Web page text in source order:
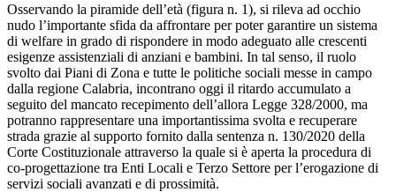
Osservando la piramide dell’età (figura n. 1), si rileva ad occhio
nudo l’importante sfida da affrontare per poter garantire un sistema
di welfare in grado di rispondere in modo adeguato alle crescenti
esigenze assistenziali di anziani e bambini. In tal senso, il ruolo
svolto dai Piani di Zona e tutte le politiche sociali messe in campo
dalla regione Calabria, incontrano oggi il ritardo accumulato a
seguito del mancato recepimento dell’allora Legge 328/2000, ma
potranno rappresentare una importantissima svolta e recuperare
strada grazie al supporto fornito dalla sentenza n. 130/2020 della
Corte Costituzionale attraverso la quale si è aperta la procedura di
co-progettazione tra Enti Locali e Terzo Settore per l’erogazione di
servizi sociali avanzati e di prossimità.